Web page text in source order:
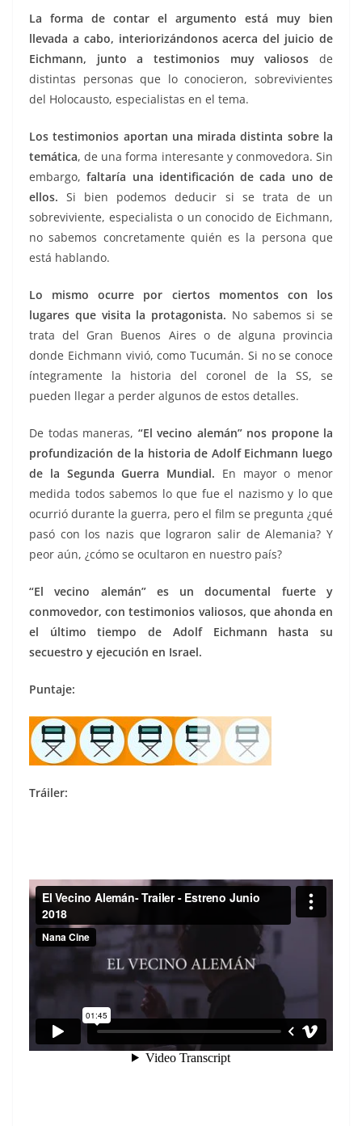
La forma de contar el argumento está muy bien
llevada a cabo, interiorizándonos acerca del juicio de
Eichmann, junto a testimonios muy valiosos de
distintas personas que lo conocieron, sobrevivientes
del Holocausto, especialistas en el tema.
Los testimonios aportan una mirada distinta sobre la
temática, de una forma interesante y conmovedora. Sin
embargo,faltaría una identificación de cada uno de
ellos. Si bien podemos deducir si se trata de un
sobreviviente, especialista o un conocido de Eichmann,
no sabemos concretamente quién es la persona que
está hablando.
Lo mismo ocurre por ciertos momentos con los
lugares que visita la protagonista. No sabemos si se
trata del Gran Buenos Aires o de alguna provincia
donde Eichmann vivió, como Tucumán. Si no se conoce
íntegramente la historia del coronel de la SS, se
pueden llegar a perder algunos de estos detalles.
De todas maneras, “El vecino alemán” nos propone la
profundización de la historia de Adolf Eichmann luego
de la Segunda Guerra Mundial. En mayor o menor
medida todos sabemos lo que fue el nazismo y lo que
ocurrió durante la guerra, pero el film se pregunta ¿qué
pasó con los nazis que lograron salir de Alemania? Y
peor aún, ¿cómo se ocultaron en nuestro país?
“El vecino alemán” es un documental fuerte y
conmovedor, con testimonios valiosos, que ahonda en
el último tiempo de Adolf Eichmann hasta su
secuestro y ejecución en Israel.
Puntaje:
Tráiler: